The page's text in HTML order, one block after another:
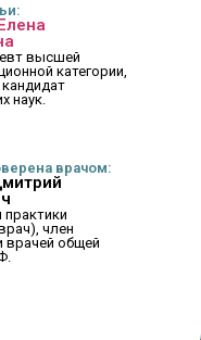
высшей
категории,
наук.
врачом:
член
врачей общей